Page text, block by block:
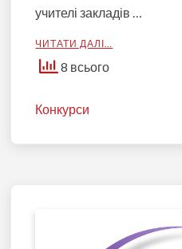
учителі закладів …
ЧИТАТИ ДАЛІ…
8 всього
Конкурси